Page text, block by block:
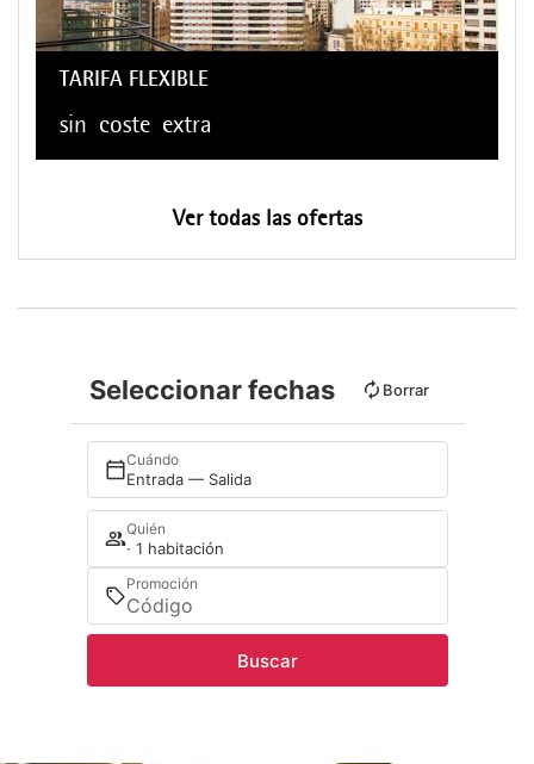
TARIFA FLEXIBLE
sin coste extra
Ver todas las ofertas
Seleccionar fechas Borrar
Cuándo
Entrada — Salida
Quién
· 1 habitación
Promoción
Buscar